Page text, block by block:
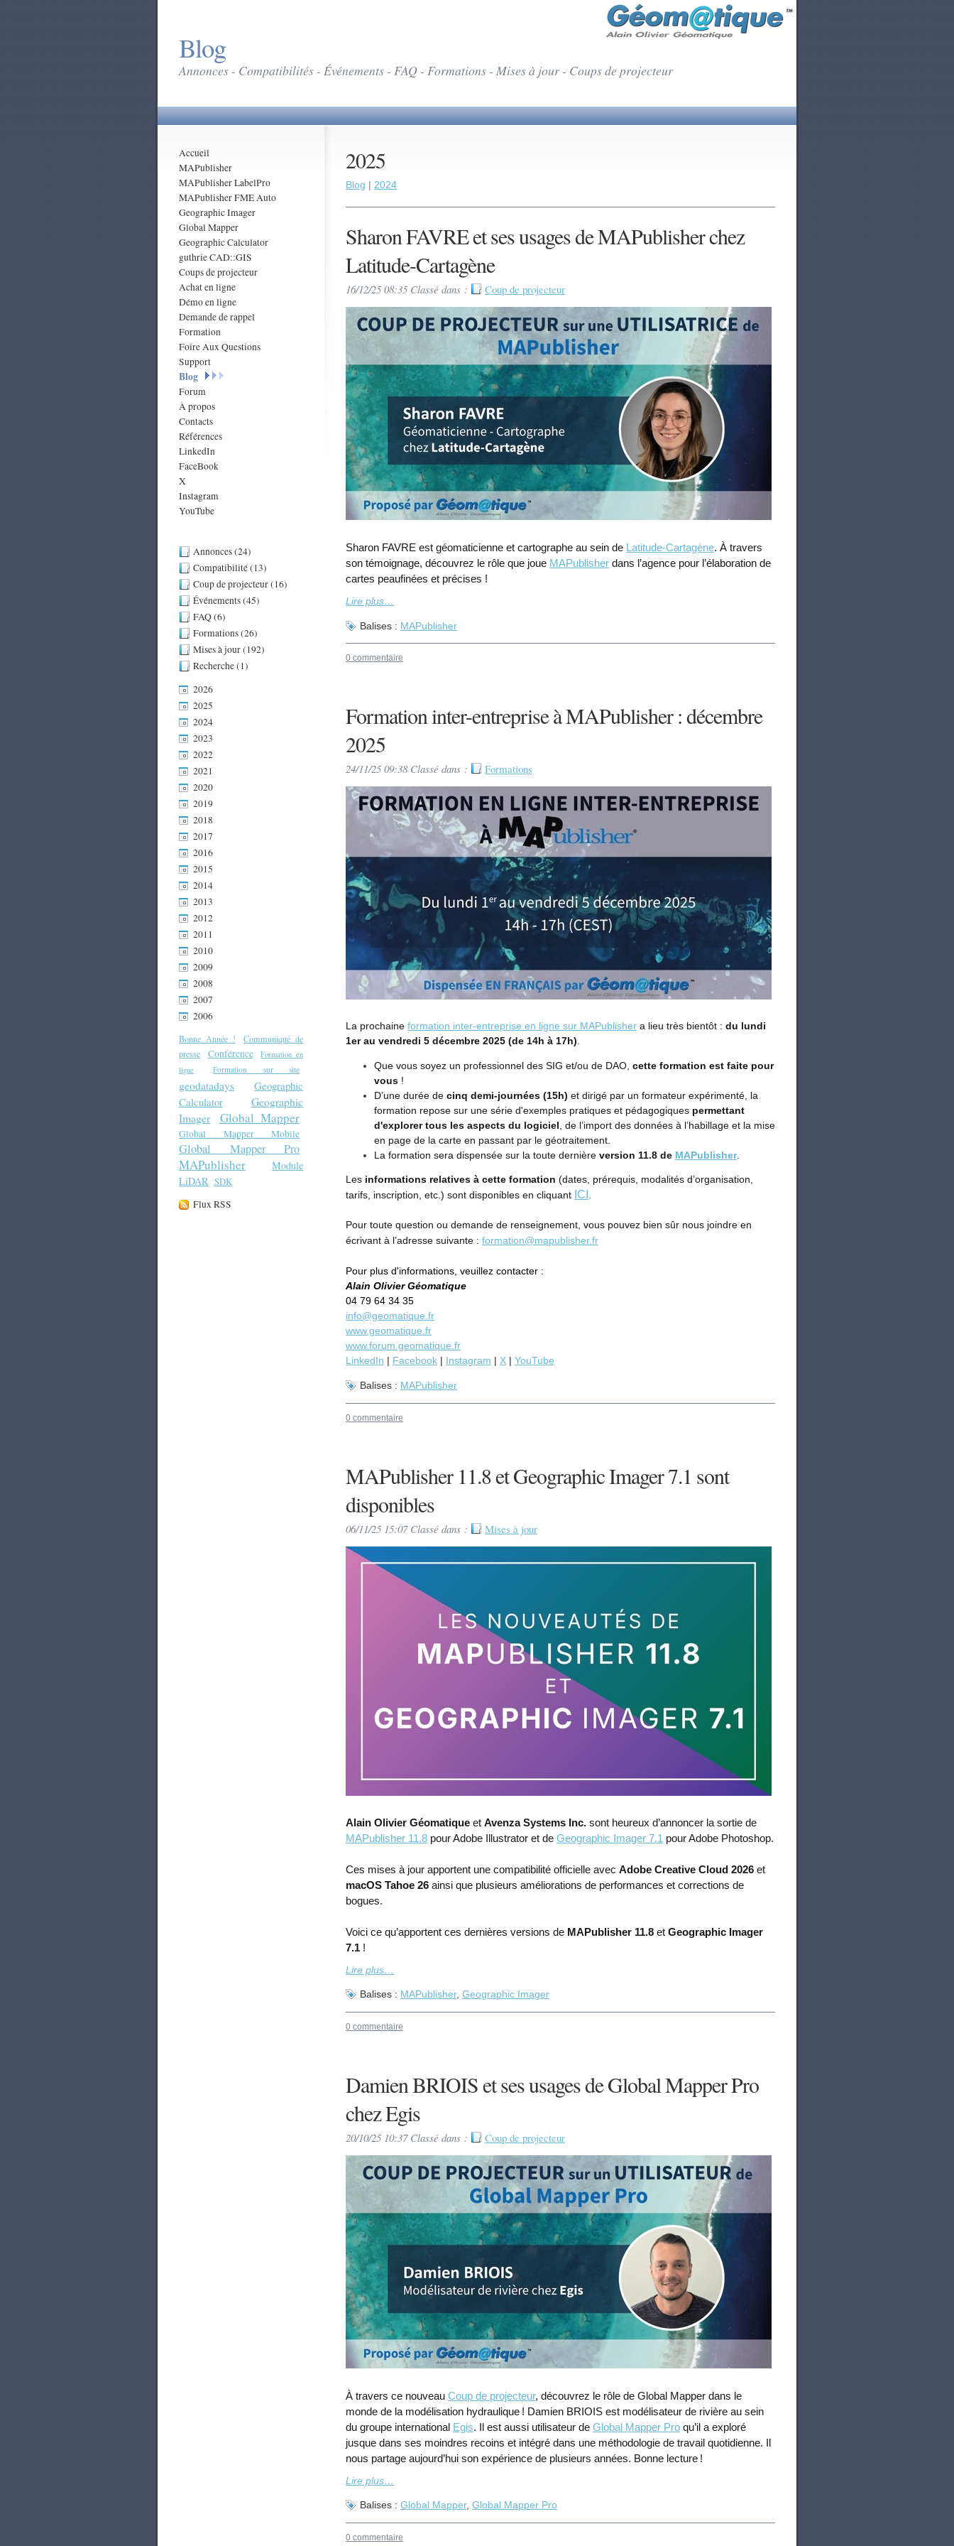
Blog
Annonces - Compatibilités - Événements - FAQ - Formations - Mises à jour - Coups de projecteur
Accueil
MAPublisher
MAPublisher LabelPro
MAPublisher FME Auto
Geographic Imager
Global Mapper
Geographic Calculator
guthrie CAD::GIS
Coups de projecteur
Achat en ligne
Démo en ligne
Demande de rappel
Formation
Foire Aux Questions
Support
Blog
Forum
À propos
Contacts
Références
LinkedIn
FaceBook
X
Instagram
YouTube
Annonces (24)
Compatibilité (13)
Coup de projecteur (16)
Événements (45)
FAQ (6)
Formations (26)
Mises à jour (192)
Recherche (1)
2026
2025
2024
2023
2022
2021
2020
2019
2018
2017
2016
2015
2014
2013
2012
2011
2010
2009
2008
2007
2006
Bonne Année !
Communiqué de
presse
Conférence
Formation en
ligne
Formation sur site
geodatadays
Geographic
Calculator
Geographic
Imager
Global Mapper
Global Mapper Mobile
Global Mapper Pro
MAPublisher
Module
LiDAR SDK
Flux RSS
2025
Blog 2024
Sharon FAVRE et ses usages de MAPublisher chez
Latitude-Cartagène
16/12/25 08:35 Classé dans : Coup de projecteur
Sharon FAVRE est géomaticienne et cartographe au sein de Latitude-Cartagène. À travers
son témoignage, découvrez le rôle que joue MAPublisher dans l’agence pour l’élaboration de
cartes peaufinées et précises !
Lire plus…
Balises : MAPublisher
0 commentaire
Formation inter-entreprise à MAPublisher : décembre
2025
24/11/25 09:38 Classé dans : Formations
La prochaine formation inter-entreprise en ligne sur MAPublisher a lieu très bientôt : du lundi
1er au vendredi 5 décembre 2025 (de 14h à 17h)
Que vous soyez un professionnel des SIG et/ou de DAO, cette formation est faite pour
vous !
D’une durée de cinq demi-journées (15h) et dirigé par un formateur expérimenté, la
formation repose sur une série d'exemples pratiques et pédagogiques permettant
d'explorer tous les aspects du logiciel , de l’import des données à l’habillage et la mise
en page de la carte en passant par le géotraitement.
La formation sera dispensée sur la toute dernière version 11.8 de MAPublisher.
Les informations relatives à cette formation (dates, prérequis, modalités d’organisation,
tarifs, inscription, etc.) sont disponibles en cliquant ICI .
Pour toute question ou demande de renseignement, vous pouvez bien sûr nous joindre en
écrivant à l’adresse suivante : formation@mapublisher.fr
Pour plus d'informations, veuillez contacter :
Alain Olivier Géomatique
04 79 64 34 35
info@geomatique.fr
www.geomatique.fr
www.forum.geomatique.fr
LinkedIn | Facebook | Instagram | X | YouTube
Balises : MAPublisher
0 commentaire
MAPublisher 11.8 et Geographic Imager 7.1 sont
disponibles
06/11/25 15:07 Classé dans : Mises à jour
Alain Olivier Géomatique et Avenza Systems Inc. sont heureux d’annoncer la sortie de
MAPublisher 11.8 pour Adobe Illustrator et de Geographic Imager 7.1 pour Adobe Photoshop.
Ces mises à jour apportent une compatibilité officielle avec Adobe Creative Cloud 2026 et
macOS Tahoe 26 ainsi que plusieurs améliorations de performances et corrections de
bogues.
Voici ce qu’apportent ces dernières versions de MAPublisher 11.8 et Geographic Imager
7.1 !
Lire plus…
Balises : MAPublisher, Geographic Imager
0 commentaire
Damien BRIOIS et ses usages de Global Mapper Pro
chez Egis
20/10/25 10:37 Classé dans : Coup de projecteur
À travers ce nouveau Coup de projecteur, découvrez le rôle de Global Mapper dans le
monde de la modélisation hydraulique ! Damien BRIOIS est modélisateur de rivière au sein
du groupe international Egis. Il est aussi utilisateur de Global Mapper Pro qu’il a exploré
jusque dans ses moindres recoins et intégré dans une méthodologie de travail quotidienne. Il
nous partage aujourd’hui son expérience de plusieurs années. Bonne lecture !
Lire plus…
Balises : Global Mapper, Global Mapper Pro
0 commentaire